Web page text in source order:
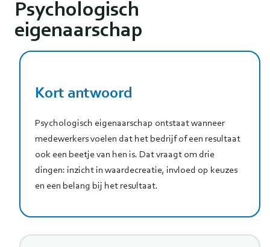
Psychologisch
eigenaarschap
Kort antwoord
Psychologisch eigenaarschap ontstaat wanneer
medewerkers voelen dat het bedrijf of een resultaat
ook een beetje van hen is. Dat vraagt om drie
dingen: inzicht in waardecreatie, invloed op keuzes
en een belang bij het resultaat.